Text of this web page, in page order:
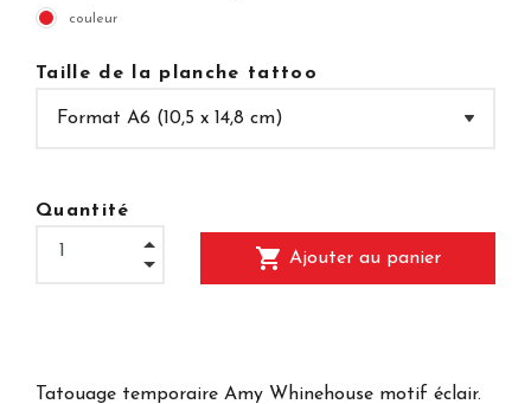
couleur
Taille de la planche tattoo
Quantité
shopping_cart Ajouter au panier
Tatouage temporaire Amy Whinehouse motif éclair.